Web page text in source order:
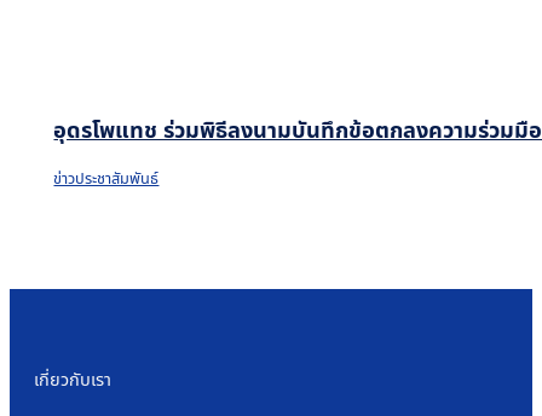
อุดรโพแทช ร่วมพิธีลงนามบันทึกข้อตกลงความร่วมมือ
ข่าวประชาสัมพันธ์
เกี่ยวกับเรา